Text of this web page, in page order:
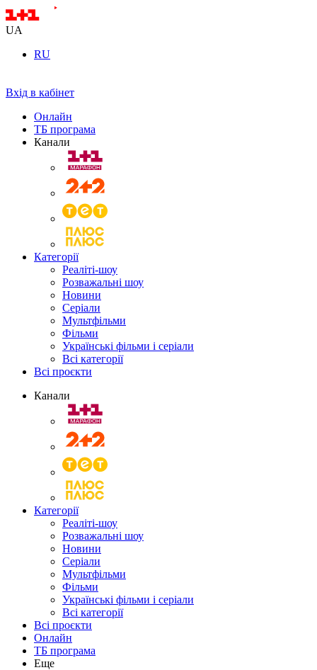
UA
RU
Вхід в кабінет
Онлайн
ТБ програма
Канали
Категорії
Реаліті-шоу
Розважальні шоу
Новини
Серіали
Мультфільми
Фільми
Українські фільми і серіали
Всі категорії
Всі проєкти
Канали
Категорії
Реаліті-шоу
Розважальні шоу
Новини
Серіали
Мультфільми
Фільми
Українські фільми і серіали
Всі категорії
Всі проєкти
Онлайн
ТБ програма
Еще